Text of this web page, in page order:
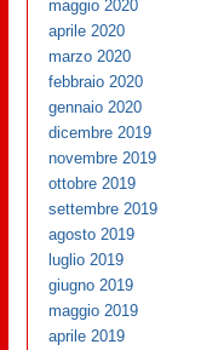
maggio 2020
aprile 2020
marzo 2020
febbraio 2020
gennaio 2020
dicembre 2019
novembre 2019
ottobre 2019
settembre 2019
agosto 2019
luglio 2019
giugno 2019
maggio 2019
aprile 2019